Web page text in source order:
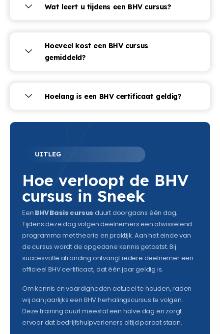
Wat leert u tijdens een BHV cursus?
Hoeveel kost een BHV cursus
gemiddeld?
Hoelang is een BHV certificaat geldig?
UITLEG
Hoe verloopt de BHV
cursus in Sneek
Een BHV Basis cursus duurt doorgaans één dag.
Tijdens deze dag volgen deelnemers een afwisselend
programma met theorie en praktijk. Aan het einde van
de cursus wordt de opgedane kennis getoetst. Bij
succesvolle afronding ontvangt iedere deelnemer een
officieel BHV certificaat, dat één jaar geldig is.
Om kennis en vaardigheden actueel te houden, raden
wij aan jaarlijks een BHV herhalingscursus te volgen.
Deze training duurt meestal een halve dag en zorgt
ervoor dat bedrijfshulpverleners altijd paraat staan.